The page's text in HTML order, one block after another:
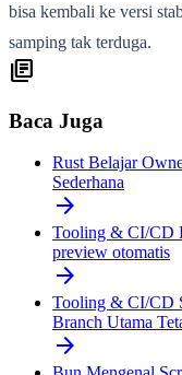
bisa kembali ke versi
samping tak terduga.
library_books
Baca Juga
Rust Belajar
Sederhana
arrow_forward
Tooling & CI/CD
preview otomatis
arrow_forward
Tooling & CI/CD
Branch Utama
arrow_forward